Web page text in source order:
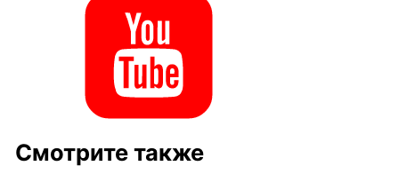
Смотрите также